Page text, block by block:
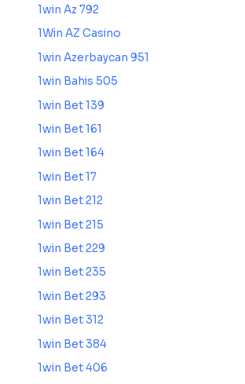
1win Az 792
1Win AZ Casino
1win Azerbaycan 951
1win Bahis 505
1win Bet 139
1win Bet 161
1win Bet 164
1win Bet 17
1win Bet 212
1win Bet 215
1win Bet 229
1win Bet 235
1win Bet 293
1win Bet 312
1win Bet 384
1win Bet 406